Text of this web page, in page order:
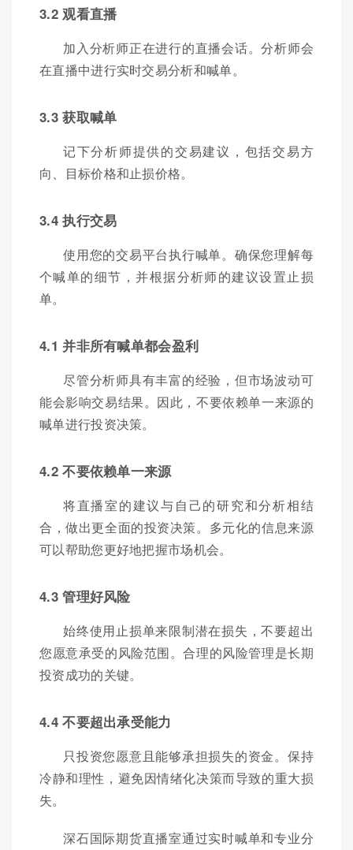
3.2 观看直播
加入分析师正在进行的直播会话。分析师会
在直播中进行实时交易分析和喊单。
3.3 获取喊单
记下分析师提供的交易建议，包括交易方
向、目标价格和止损价格。
3.4 执行交易
使用您的交易平台执行喊单。确保您理解每
个喊单的细节，并根据分析师的建议设置止损
单。
4.1 并非所有喊单都会盈利
尽管分析师具有丰富的经验，但市场波动可
能会影响交易结果。因此，不要依赖单一来源的
喊单进行投资决策。
4.2 不要依赖单一来源
将直播室的建议与自己的研究和分析相结
合，做出更全面的投资决策。多元化的信息来源
可以帮助您更好地把握市场机会。
4.3 管理好风险
始终使用止损单来限制潜在损失，不要超出
您愿意承受的风险范围。合理的风险管理是长期
投资成功的关键。
4.4 不要超出承受能力
只投资您愿意且能够承担损失的资金。保持
冷静和理性，避免因情绪化决策而导致的重大损
失。
深石国际期货直播室通过实时喊单和专业分